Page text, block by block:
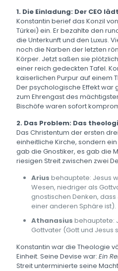
1. Die Einladung: Der CEO
Konstantin berief das Konzil
Türkei) ein. Er bezahlte den
die Unterkunft und den Luxus.
noch die Narben der letzten
Körper. Jetzt saßen sie
einer reich gedeckten Tafel.
kaiserlichen Purpur auf einem
Der psychologische Effekt war
zum Ehrengast des
Bischöfe waren sofort
2. Das Problem: Das
Das Christentum der ersten
einheitliche Kirche, sondern
gab die Gnostiker, es gab die
riesigen Streit zwischen zwei
Arius behauptete: Jesus
Wesen, niedriger als
gnostischen Denken,
einer anderen Sphäre ist).
Athanasius behauptete:
Gottvater (Gott und Jesus
Konstantin war die Theologie
Einheit. Seine Devise war: Ein
Streit unterminierte seine